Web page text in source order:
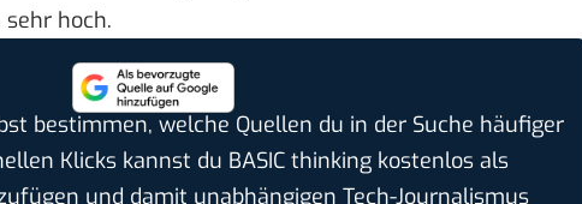
hoch.
bestimmen, welche Quellen du in der Suche häufiger
Klicks kannst du BASIC thinking kostenlos als
und damit unabhängigen Tech-Journalismus